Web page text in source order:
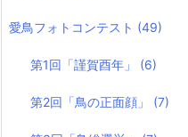
愛鳥フォトコンテスト (49)
第1回「謹賀酉年」 (6)
第2回「鳥の正面顔」 (7)